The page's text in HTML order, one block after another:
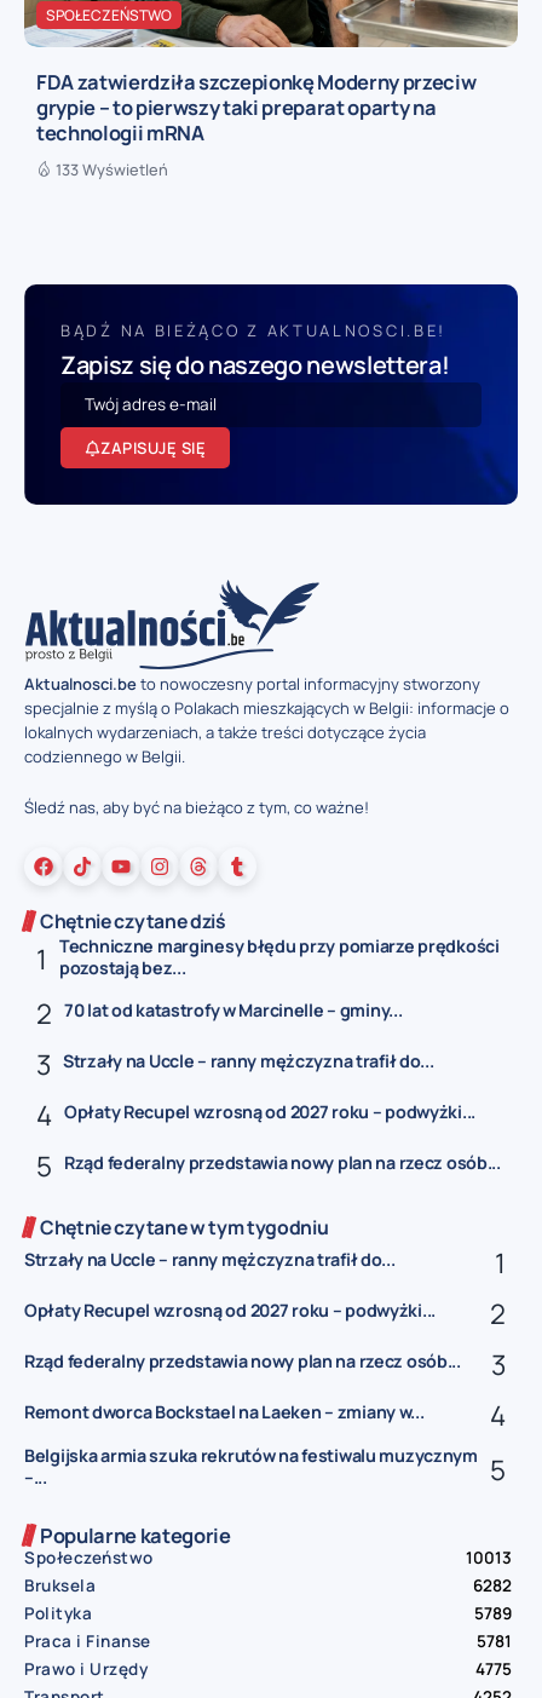
SPOŁECZEŃSTWO
FDA zatwierdziła szczepionkę Moderny przeciw
grypie – to pierwszy taki preparat oparty na
technologii mRNA
133 Wyświetleń
BĄDŹ NA BIEŻĄCO Z AKTUALNOSCI.BE!
Zapisz się do naszego newslettera!
ZAPISUJĘ SIĘ
Aktualnosci.beto nowoczesny portal informacyjny stworzony
specjalnie z myślą o Polakach mieszkających w Belgii: informacje o
lokalnych wydarzeniach, a także treści dotyczące życia
codziennego w Belgii.
Śledź nas, aby być na bieżąco z tym, co ważne!
Chętnie czytane dziś
Techniczne marginesy błędu przy pomiarze prędkości
pozostają bez...
70 lat od katastrofy w Marcinelle – gminy...
Strzały na Uccle – ranny mężczyzna trafił do...
Opłaty Recupel wzrosną od 2027 roku – podwyżki...
Rząd federalny przedstawia nowy plan na rzecz osób...
Chętnie czytane w tym tygodniu
Strzały na Uccle – ranny mężczyzna trafił do...
Opłaty Recupel wzrosną od 2027 roku – podwyżki...
Rząd federalny przedstawia nowy plan na rzecz osób...
Remont dworca Bockstael na Laeken – zmiany w...
Belgijska armia szuka rekrutów na festiwalu muzycznym
–...
Popularne kategorie
Społeczeństwo
10013
Bruksela
6282
Polityka
5789
Praca i Finanse
5781
Prawo i Urzędy
4775